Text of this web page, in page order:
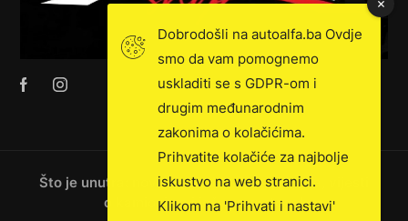
Što je unutra: novosti, ekskluzivna prodaja, vijesti
o kamionima i još mnogo toga!
Dobrodošli na autoalfa.ba Ovdje
smo da vam pomognemo
uskladiti se s GDPR-om i
drugim međunarodnim
zakonima o kolačićima.
Prihvatite kolačiće za najbolje
iskustvo na web stranici.
Klikom na 'Prihvati i nastavi'